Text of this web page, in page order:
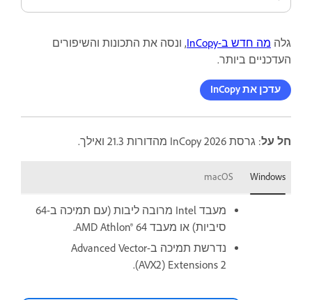
גלה מה חדש ב-InCopy
, ונסה את התכונות והשיפורים
העדכניים ביותר.
עדכן את InCopy
חל על: גרסת InCopy 2026 מהדורות 21.3 ואילך.
Windows
macOS
מעבד Intel מרובה ליבות (עם תמיכה ב-64
סיביות) או מעבד AMD Athlon®‎ 64‎‏.
‏נדרשת תמיכה ב-Advanced Vector
Extensions 2‏ (AVX2).